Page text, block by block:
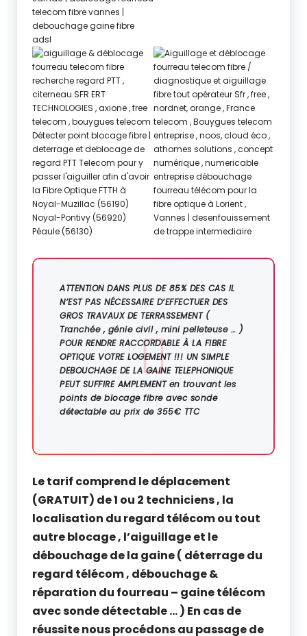
ATTENTION DANS PLUS DE 85% DES CAS IL
N’EST PAS NÉCESSAIRE D’EFFECTUER DES
GROS TRAVAUX DE TERRASSEMENT (
Tranchée , génie civil , mini pelleteuse … )
POUR RENDRE RACCORDABLE À LA FIBRE
OPTIQUE VOTRE LOGEMENT !!! UN SIMPLE
DEBOUCHAGE DE LA GAINE TELEPHONIQUE
PEUT SUFFIRE AMPLEMENT en trouvant les
points de blocage fibre avec sonde
détectable au prix de 355€ TTC
Le tarif comprend le déplacement
(GRATUIT) de 1 ou 2 techniciens , la
localisation du regard télécom ou tout
autre blocage , l’aiguillage et le
débouchage de la gaine ( déterrage du
regard télécom , débouchage &
réparation du fourreau – gaine télécom
avec sonde détectable … ) En cas de
réussite nous procédons au passage de